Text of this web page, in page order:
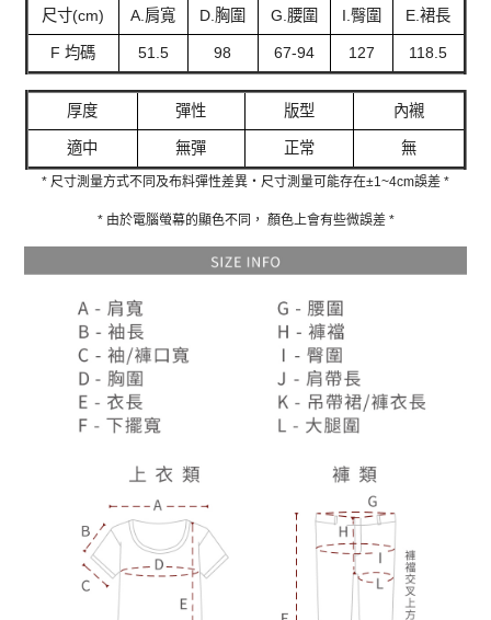
尺寸(cm) A.肩寬 D.胸圍 G.腰圍 I.臀圍 E.裙長
F 均碼 51.5 98 67-94 127 118.5
厚度 彈性 版型 內襯
適中 無彈 正常 無
* 尺寸測量方式不同及布料彈性差異‧尺寸測量可能存在±1~4cm誤差 *
* 由於電腦螢幕的顯色不同， 顏色上會有些微誤差 *